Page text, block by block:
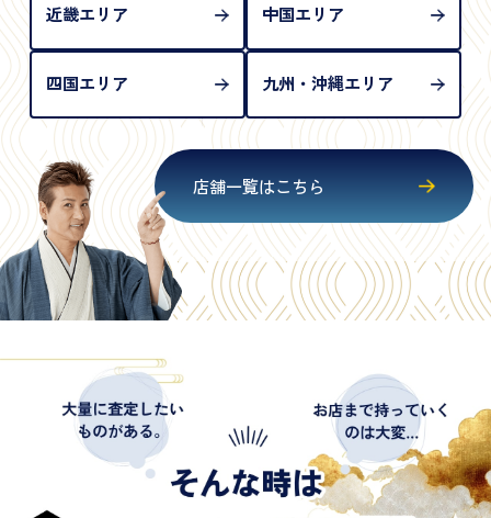
近畿エリア 中国エリア
四国エリア 九州・沖縄エリア
店舗一覧はこちら